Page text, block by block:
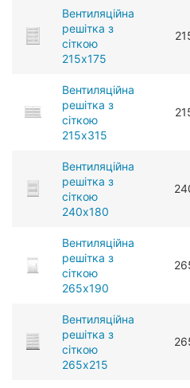
Вентиляційна
решітка з
сіткою
215x175
Вентиляційна
решітка з
сіткою
215x315
Вентиляційна
решітка з
сіткою
240x180
Вентиляційна
решітка з
сіткою
265x190
Вентиляційна
решітка з
сіткою
265x215